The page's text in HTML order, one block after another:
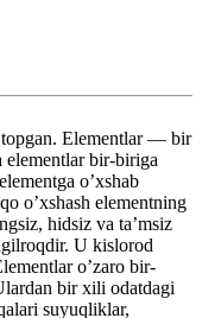
Elementlar — bir
elementlar bir-biriga
o’xshab
o’xshash elementning
hidsiz va ta’msiz
U kislorod
o’zaro bir-
bir xili odatdagi
suyuqliklar,